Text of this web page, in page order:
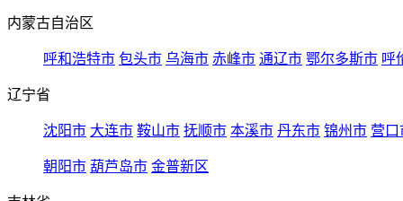
内蒙古自治区
呼和浩特市 包头市 乌海市 赤峰市 通辽市 鄂尔多斯市 呼
辽宁省
沈阳市 大连市 鞍山市 抚顺市 本溪市 丹东市 锦州市 营口
朝阳市 葫芦岛市 金普新区